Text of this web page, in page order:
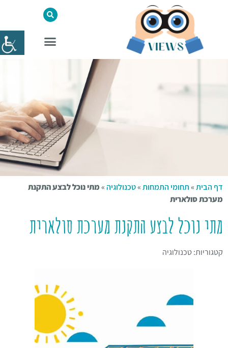
דף הבית»תחומי התמחות»טכנולוגיה»מתי נוכל לבצע התקנת
מערכת סולארית
מתי נוכל לבצע התקנת מערכת סולארית
קטגוריות:טכנולוגיה